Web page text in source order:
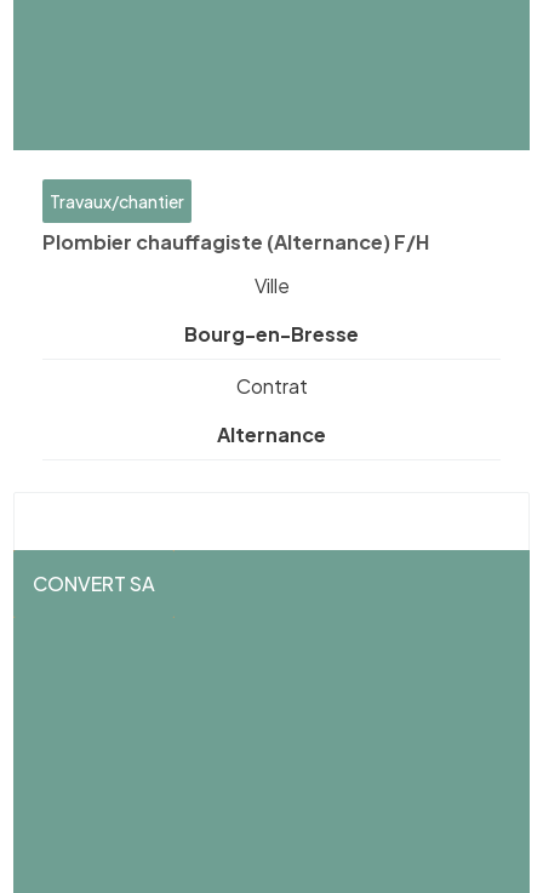
Travaux/chantier
Plombier chauffagiste (Alternance) F/H
Ville
Bourg-en-Bresse
Contrat
Alternance
CONVERT SA